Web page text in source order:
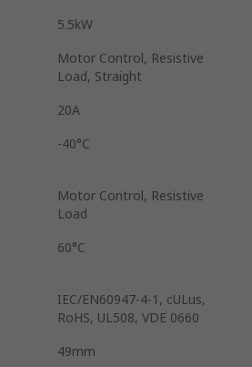
5.5kW
Motor Control, Resistive
Load, Straight
20A
-40°C
Motor Control, Resistive
Load
60°C
IEC/EN60947-4-1, cULus,
RoHS, UL508, VDE 0660
49mm